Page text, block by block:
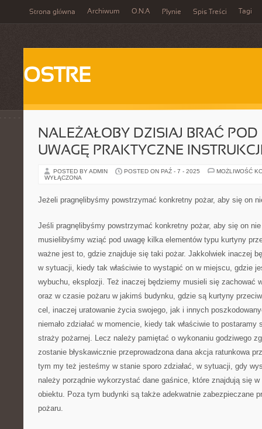
Strona główna Archiwum O.N.A Płynie Spis Treści Tagi
OSTRE
NALEŻAŁOBY DZISIAJ BRAĆ
UWAGĘ PRAKTYCZNE
POSTED BY ADMIN POSTED ON PAŹ - 7 - 2025
MOŻLIWOŚĆ
WYŁĄCZONA
Jeżeli pragnęlibyśmy powstrzymać konkretny pożar, aby się on
Jeśli pragnęlibyśmy powstrzymać konkretny pożar, aby się on
musielibyśmy wziąć pod uwagę kilka elementów typu kurtyny
ważne jest to, gdzie znajduje się taki pożar. Jakkolwiek inaczej
w sytuacji, kiedy tak właściwie to wystąpić on w miejscu, gdzie
wybuchu, eksplozji. Też inaczej będziemy musieli się zachować
oraz w czasie pożaru w jakimś budynku, gdzie są kurtyny
cel, inaczej uratowanie życia swojego, jak i innych
niemało zdziałać w momencie, kiedy tak właściwie to postaramy
straży pożarnej. Lecz należy pamiętać o wykonaniu godziwego
zostanie błyskawicznie przeprowadzona dana akcja ratunkowa
tym my też jesteśmy w stanie sporo zdziałać, w sytuacji, gdy
należy porządnie wykorzystać dane gaśnice, które znajdują się
obiektu. Poza tym budynki są także adekwatnie zabezpieczane
pożaru.